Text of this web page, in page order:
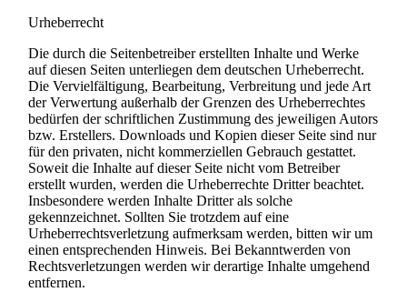
Urheberrecht
Die durch die Seitenbetreiber erstellten Inhalte und Werke
auf diesen Seiten unterliegen dem deutschen Urheberrecht.
Die Vervielfältigung, Bearbeitung, Verbreitung und jede Art
der Verwertung außerhalb der Grenzen des Urheberrechtes
bedürfen der schriftlichen Zustimmung des jeweiligen Autors
bzw. Erstellers. Downloads und Kopien dieser Seite sind nur
für den privaten, nicht kommerziellen Gebrauch gestattet.
Soweit die Inhalte auf dieser Seite nicht vom Betreiber
erstellt wurden, werden die Urheberrechte Dritter beachtet.
Insbesondere werden Inhalte Dritter als solche
gekennzeichnet. Sollten Sie trotzdem auf eine
Urheberrechtsverletzung aufmerksam werden, bitten wir um
einen entsprechenden Hinweis. Bei Bekanntwerden von
Rechtsverletzungen werden wir derartige Inhalte umgehend
entfernen.